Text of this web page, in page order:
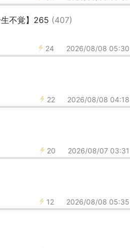
生不覚】265 (407)
24 2026/08/08 05:30
22 2026/08/08 04:18
20 2026/08/07 03:31
12 2026/08/08 05:35